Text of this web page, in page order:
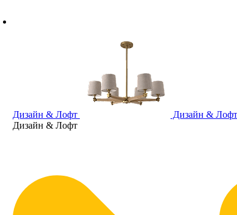
Дизайн & Лофт
Дизайн & Лофт
Дизайн & Лофт